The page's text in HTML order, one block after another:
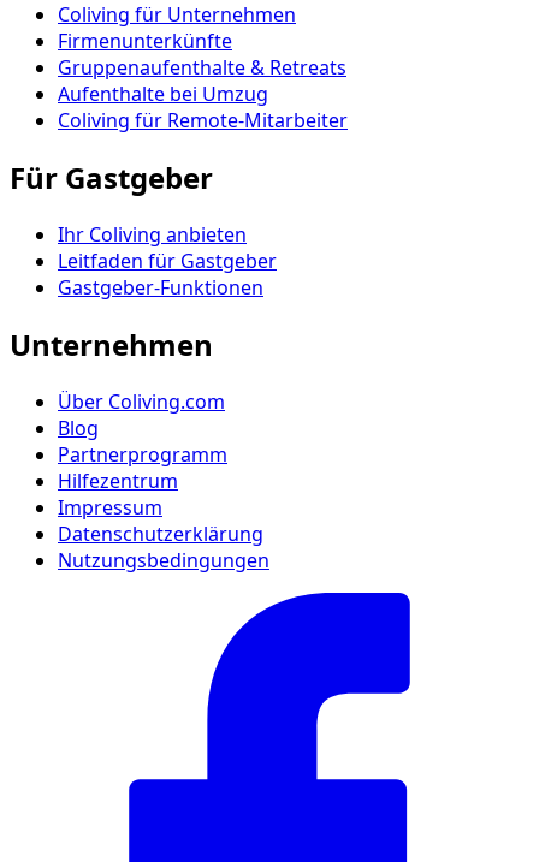
Coliving für Unternehmen
Firmenunterkünfte
Gruppenaufenthalte & Retreats
Aufenthalte bei Umzug
Coliving für Remote-Mitarbeiter
Für Gastgeber
Ihr Coliving anbieten
Leitfaden für Gastgeber
Gastgeber-Funktionen
Unternehmen
Über Coliving.com
Blog
Partnerprogramm
Hilfezentrum
Impressum
Datenschutzerklärung
Nutzungsbedingungen